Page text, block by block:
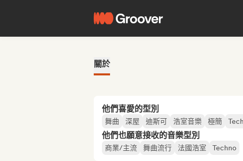
關於
他們喜愛的型別
舞曲 深屋 迪斯可 浩室音樂 極簡
他們也願意接收的音樂型別
商業/主流 舞曲流行 法國浩室 Techno